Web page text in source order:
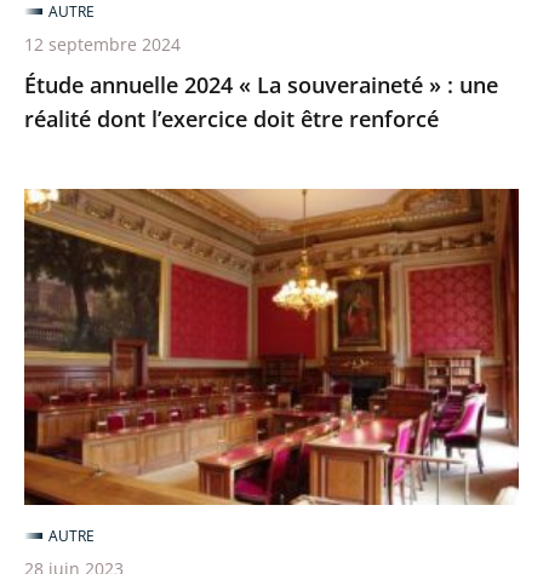
dont
l’exercice
doit
être
Étude annuelle 2024 « La souveraineté » : une
réalité dont l’exercice doit être renforcé
AUTRE
12 septembre 2024
Le
Conseil
d’État
dénonce
les
attaques
ayant
visé
la
juridiction
administrative
AUTRE
28 juin 2023